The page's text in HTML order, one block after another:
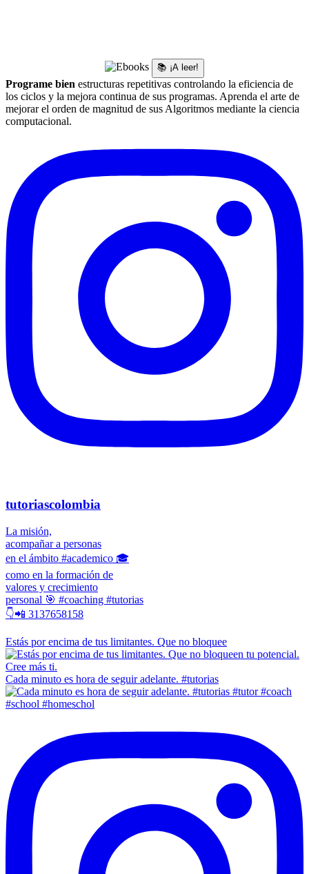
📚 ¡A leer!
Programe bien estructuras repetitivas controlando la eficiencia de
los ciclos y la mejora continua de sus programas. Aprenda el arte de
mejorar el orden de magnitud de sus Algoritmos mediante la ciencia
computacional.
tutoriascolombia
La misión,
acompañar a personas
en el ámbito #academico 🎓
como en la formación de
valores y crecimiento
personal 🎯 #coaching #tutorias
👇📲 3137658158
Estás por encima de tus limitantes. Que no bloquee
Cada minuto es hora de seguir adelante. #tutorias